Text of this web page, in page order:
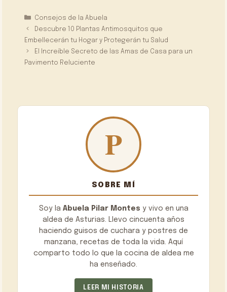
Categorías
Consejos de la Abuela
Descubre 10 Plantas Antimosquitos que
Embellecerán tu Hogar y Protegerán tu Salud
El Increíble Secreto de las Amas de Casa para un
Pavimento Reluciente
SOBRE MÍ
Soy la Abuela Pilar Montes y vivo en una
aldea de Asturias. Llevo cincuenta años
haciendo guisos de cuchara y postres de
manzana, recetas de toda la vida. Aquí
comparto todo lo que la cocina de aldea me
ha enseñado.
LEER MI HISTORIA